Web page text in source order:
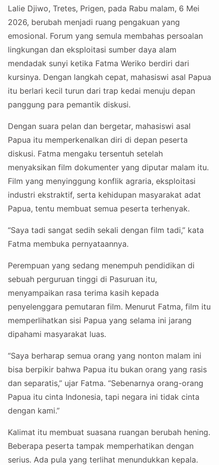
Lalie Djiwo, Tretes, Prigen, pada Rabu malam, 6 Mei
2026, berubah menjadi ruang pengakuan yang
emosional. Forum yang semula membahas persoalan
lingkungan dan eksploitasi sumber daya alam
mendadak sunyi ketika Fatma Weriko berdiri dari
kursinya. Dengan langkah cepat, mahasiswi asal Papua
itu berlari kecil turun dari trap kedai menuju depan
panggung para pemantik diskusi.
Dengan suara pelan dan bergetar, mahasiswi asal
Papua itu memperkenalkan diri di depan peserta
diskusi. Fatma mengaku tersentuh setelah
menyaksikan film dokumenter yang diputar malam itu.
Film yang menyinggung konflik agraria, eksploitasi
industri ekstraktif, serta kehidupan masyarakat adat
Papua, tentu membuat semua peserta terhenyak.
“Saya tadi sangat sedih sekali dengan film tadi,” kata
Fatma membuka pernyataannya.
Perempuan yang sedang menempuh pendidikan di
sebuah perguruan tinggi di Pasuruan itu,
menyampaikan rasa terima kasih kepada
penyelenggara pemutaran film. Menurut Fatma, film itu
memperlihatkan sisi Papua yang selama ini jarang
dipahami masyarakat luas.
“Saya berharap semua orang yang nonton malam ini
bisa berpikir bahwa Papua itu bukan orang yang rasis
dan separatis,” ujar Fatma. “Sebenarnya orang-orang
Papua itu cinta Indonesia, tapi negara ini tidak cinta
dengan kami.”
Kalimat itu membuat suasana ruangan berubah hening.
Beberapa peserta tampak memperhatikan dengan
serius. Ada pula yang terlihat menundukkan kepala.